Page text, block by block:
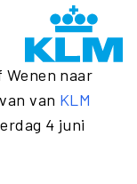
naar
van KLM
4 juni